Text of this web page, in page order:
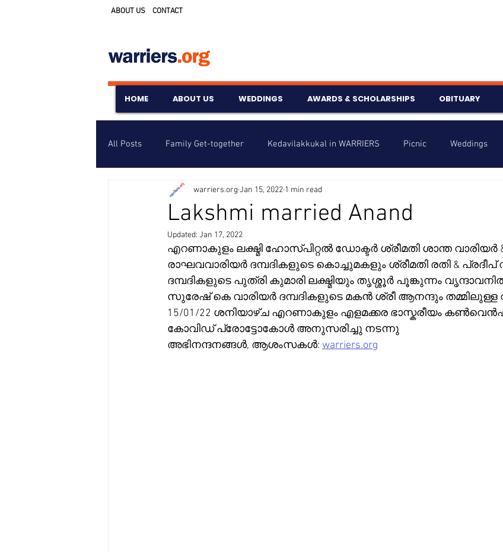
ABOUT US CONTACT
HOME ABOUT US WEDDINGS AWARDS & SCHOLARSHIPS OBITUARY
All Posts Family Get-together Kedavilakkukal in WARRIERS Picnic Weddings
Awards & Scholarships Events Info
Untitled Category Wedding Anniversary
Lakshmi married Anand
warriers.org Jan 15, 2022 1 min read
Updated: Jan 17, 2022
എറണാകുളം ലക്ഷ്മി ഹോസ്പിറ്റൽ ഡോക്ടർ ശ്രീമതി ശാന്ത വാരിയർ
രാഘവവാരിയർ ദമ്പദികളുടെ കൊച്ചുമകളും ശ്രീമതി രതി & പ്രദീപ്
ദമ്പദികളുടെ പുത്രി കുമാരി ലക്ഷ്മിയും തൃശ്ശൂർ പൂങ്കുന്നം
സുരേഷ് കെ വാരിയർ ദമ്പദികളുടെ മകൻ ശ്രീ ആനന്ദും തമ്മിലുള്ള
15/01/22 ശനിയാഴ്ച എറണാകുളം എളമക്കര ഭാസ്കരീയം
കോവിഡ് പ്രോട്ടോകോൾ അനുസരിച്ചു നടന്നു
അഭിനന്ദനങ്ങൾ, ആശംസകൾ: warriers.org